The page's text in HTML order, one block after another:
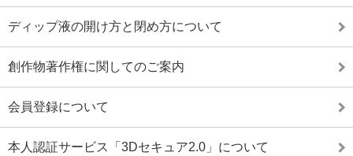
ディップ液の開け方と閉め方について
創作物著作権に関してのご案内
会員登録について
本人認証サービス「3Dセキュア2.0」について